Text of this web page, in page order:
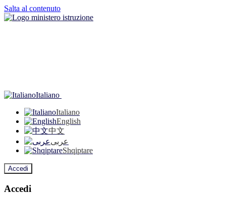
Salta al contenuto
Italiano
Italiano
English
中文
عربى
Shqiptare
Accedi
Accedi